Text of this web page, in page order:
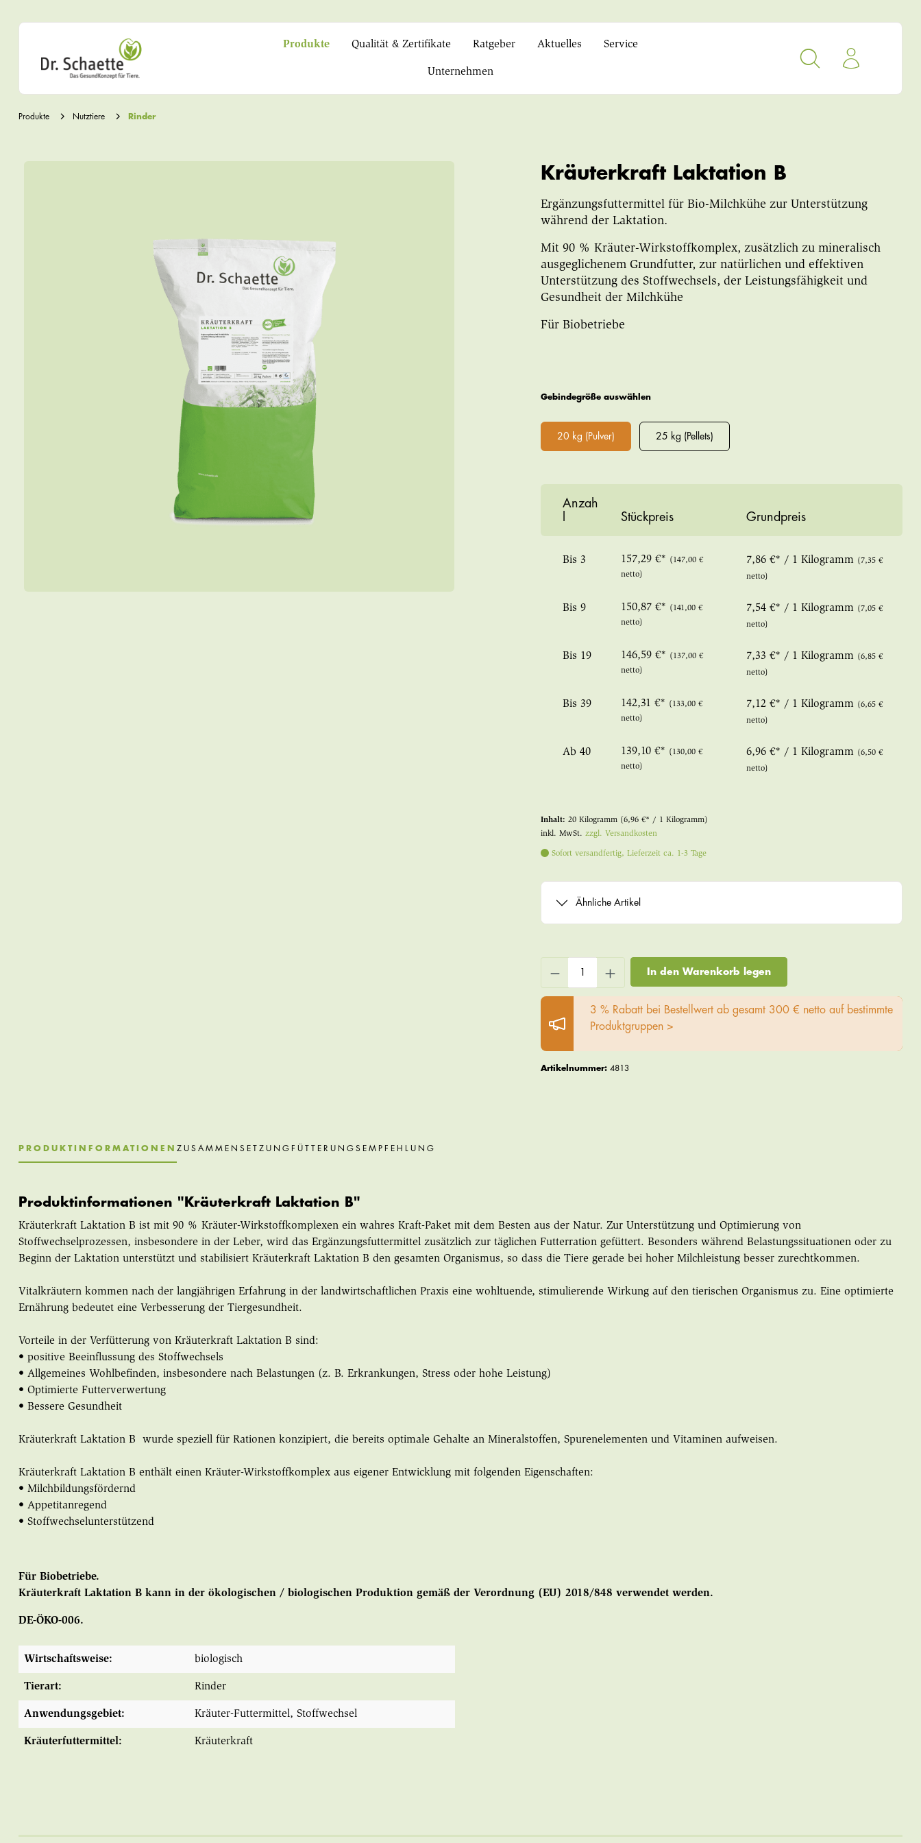
Produkte Qualität & Zertifikate Ratgeber Aktuelles Service
Unternehmen
Produkte Nutztiere Rinder
Kräuterkraft Laktation B
Ergänzungsfuttermittel für Bio-Milchkühe zur Unterstützung
während der Laktation.
Mit 90 % Kräuter-Wirkstoffkomplex, zusätzlich zu mineralisch
ausgeglichenem Grundfutter, zur natürlichen und effektiven
Unterstützung des Stoffwechsels, der Leistungsfähigkeit und
Gesundheit der Milchkühe
Für Biobetriebe
Gebindegröße auswählen
20 kg (Pulver) 25 kg (Pellets)
Anzah
Stückpreis Grundpreis
Bis 3 157,29 €* (147,00 €
netto)
7,86 €* / 1 Kilogramm (7,35 €
netto)
Bis 9 150,87 €* (141,00 €
netto)
7,54 €* / 1 Kilogramm (7,05 €
netto)
Bis 19 146,59 €* (137,00 €
netto)
7,33 €* / 1 Kilogramm (6,85 €
netto)
Bis 39 142,31 €* (133,00 €
netto)
7,12 €* / 1 Kilogramm (6,65 €
netto)
Ab 40 139,10 €* (130,00 €
netto)
6,96 €* / 1 Kilogramm (6,50 €
netto)
Inhalt: 20 Kilogramm (6,96 €* / 1 Kilogramm)
inkl. MwSt. zzgl. Versandkosten
Sofort versandfertig, Lieferzeit ca. 1-3 Tage
Ähnliche Artikel
In den Warenkorb legen
3 % Rabatt bei Bestellwert ab gesamt 300 € netto auf bestimmte
Produktgruppen >
Artikelnummer: 4813
PRODUKTINFORMATIONEN ZUSAMMENSETZUNG FÜTTERUNGSEMPFEHLUNG
Produktinformationen "Kräuterkraft Laktation B"
Kräuterkraft Laktation B ist mit 90 % Kräuter-Wirkstoffkomplexen ein wahres Kraft-Paket mit dem Besten aus der Natur. Zur Unterstützung und Optimierung von
Stoffwechselprozessen, insbesondere in der Leber, wird das Ergänzungsfuttermittel zusätzlich zur täglichen Futterration gefüttert. Besonders während Belastungssituationen oder zu
Beginn der Laktation unterstützt und stabilisiert Kräuterkraft Laktation B den gesamten Organismus, so dass die Tiere gerade bei hoher Milchleistung besser zurechtkommen.
Vitalkräutern kommen nach der langjährigen Erfahrung in der landwirtschaftlichen Praxis eine wohltuende, stimulierende Wirkung auf den tierischen Organismus zu. Eine optimierte
Ernährung bedeutet eine Verbesserung der Tiergesundheit.
Vorteile in der Verfütterung von Kräuterkraft Laktation B sind:
• positive Beeinflussung des Stoffwechsels
• Allgemeines Wohlbefinden, insbesondere nach Belastungen (z. B. Erkrankungen, Stress oder hohe Leistung)
• Optimierte Futterverwertung
• Bessere Gesundheit
Kräuterkraft Laktation B wurde speziell für Rationen konzipiert, die bereits optimale Gehalte an Mineralstoffen, Spurenelementen und Vitaminen aufweisen.
Kräuterkraft Laktation B enthält einen Kräuter-Wirkstoffkomplex aus eigener Entwicklung mit folgenden Eigenschaften:
• Milchbildungsfördernd
• Appetitanregend
• Stoffwechselunterstützend
Für Biobetriebe.
Kräuterkraft Laktation B kann in der ökologischen / biologischen Produktion gemäß der Verordnung (EU) 2018/848 verwendet werden.
DE-ÖKO-006.
Wirtschaftsweise: biologisch
Tierart: Rinder
Anwendungsgebiet: Kräuter-Futtermittel, Stoffwechsel
Kräuterfuttermittel: Kräuterkraft